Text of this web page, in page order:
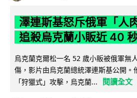
澤連斯基怒斥俄軍「人
追殺烏克蘭小販近 40
烏克蘭克爾松一名 52 歲小販被俄軍無
傷，影片由烏克蘭總統澤連斯基公開。
「狩獵式」攻擊，烏克蘭...
閱讀全文